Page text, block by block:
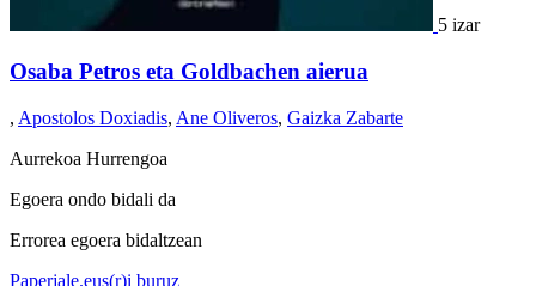
5 izar
Osaba Petros eta Goldbachen aierua
, Apostolos Doxiadis, Ane Oliveros, Gaizka Zabarte
Aurrekoa Hurrengoa
Egoera ondo bidali da
Errorea egoera bidaltzean
Paperjale.eus(r)i buruz